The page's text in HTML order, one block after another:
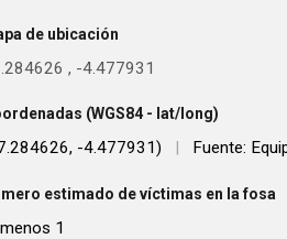
de ubicación
, -4.477931
(WGS84 - lat/long)
-4.477931) Fuente:
estimado de víctimas en la fosa
1